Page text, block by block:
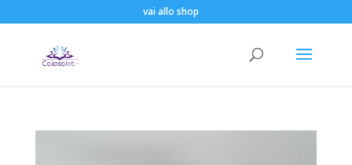
vai allo shop